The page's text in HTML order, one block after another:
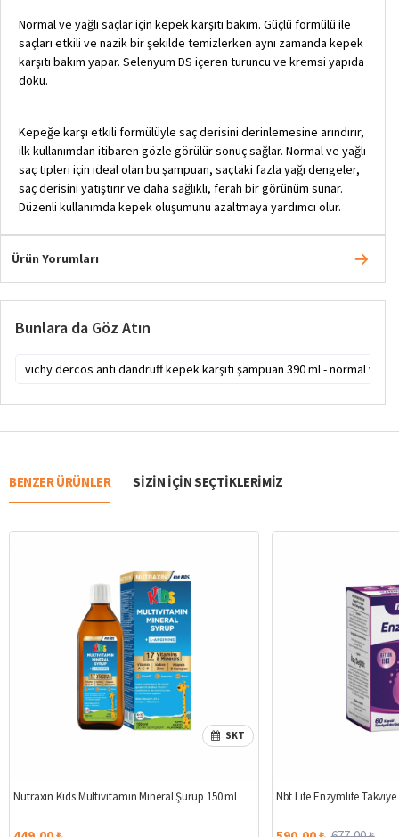
Normal ve yağlı saçlar için kepek karşıtı bakım. Güçlü formülü ile
saçları etkili ve nazik bir şekilde temizlerken aynı zamanda kepek
karşıtı bakım yapar. Selenyum DS içeren turuncu ve kremsi yapıda
doku.
Kepeğe karşı etkili formülüyle saç derisini derinlemesine arındırır,
ilk kullanımdan itibaren gözle görülür sonuç sağlar. Normal ve yağlı
saç tipleri için ideal olan bu şampuan, saçtaki fazla yağı dengeler,
saç derisini yatıştırır ve daha sağlıklı, ferah bir görünüm sunar.
Düzenli kullanımda kepek oluşumunu azaltmaya yardımcı olur.
Ürün Yorumları
Bunlara da Göz Atın
vichy dercos anti dandruff kepek karşıtı şampuan 390 ml - normal ve
BENZER ÜRÜNLER SIZIN IÇIN SEÇTIKLERIMIZ
SKT
Nutraxin Kids Multivitamin Mineral Şurup 150 ml Nbt Life Enzymlife Takviye